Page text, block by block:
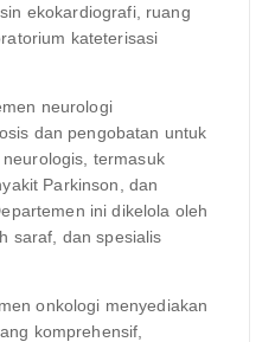
ekokardiografi, ruang
kateterisasi
neurologi
dan pengobatan untuk
termasuk
Parkinson, dan
ini dikelola oleh
saraf, dan spesialis
onkologi menyediakan
komprehensif,